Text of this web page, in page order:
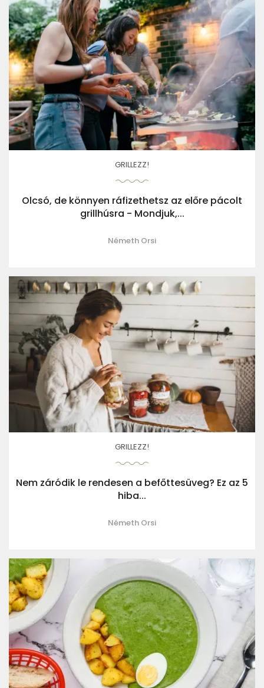
GRILLEZZ!
Olcsó, de könnyen ráfizethetsz az előre pácolt
grillhúsra - Mondjuk,...
Németh Orsi
GRILLEZZ!
Nem záródik le rendesen a befőttesüveg? Ez az 5
hiba...
Németh Orsi